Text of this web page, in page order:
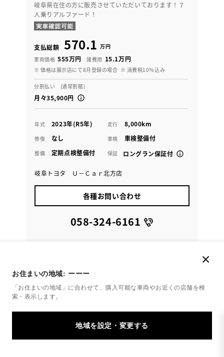
お住まいの地域: ーーー
「お住まいの地域」に合わせて、購入可能な車両やお近くの店舗を検
索・表示します。
岐阜県在住の方に販売させていただいております！７
人乗りアルファード！
支払総額 570.1 万円
車両価格 555万円 諸費用 15.1万円
※ 価格は展示店にて8月登録の場合 ※ 消費税10％込み
分割払い (通常割賦)
月々35,900円
年式 2023年(R5年) 走行 8,000km
修復 なし 車検 車検整備付
整備 定期点検整備付 保証 ロングラン保証付
岐阜トヨタ Ｕ－Ｃａｒ北方店
各種お問い合わせ
058-324-6161